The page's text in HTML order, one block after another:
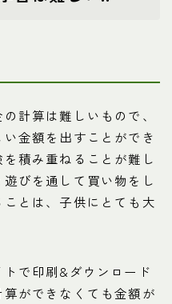
計算は難しいもので、
金額を出すことができ
積み重ねることが難し
びを通して買い物をし
とは、子供にとても大
で印刷&ダウンロード
ができなくても金額が